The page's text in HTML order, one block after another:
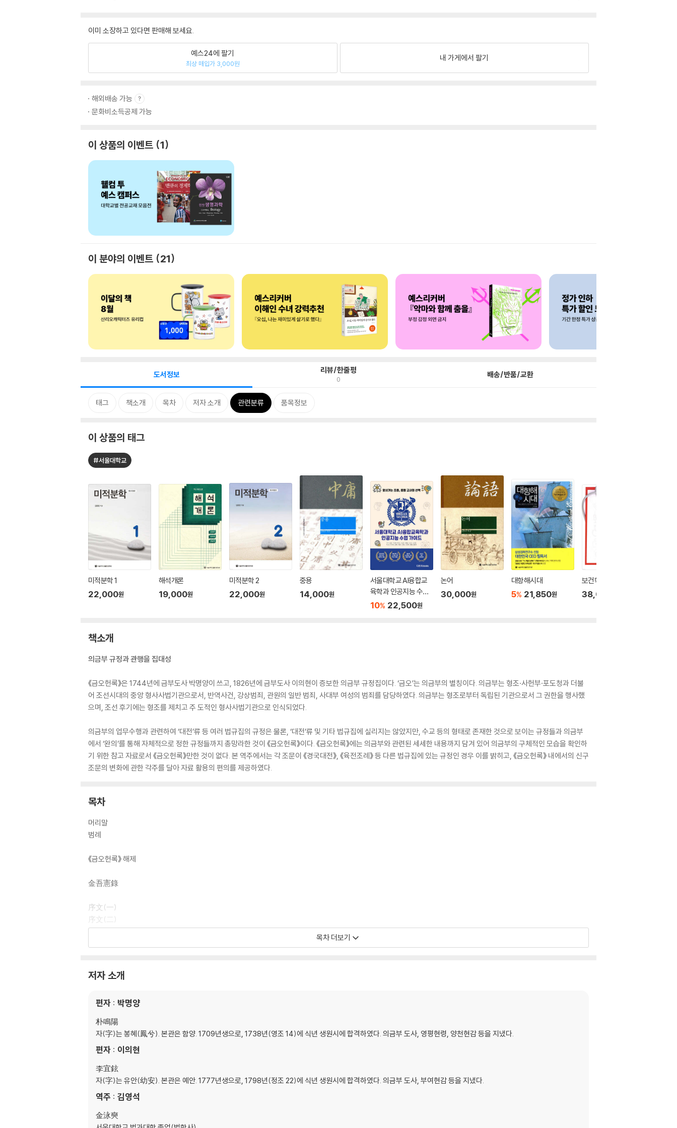
이미 소장하고 있다면 판매해 보세요.
예스24에 팔기
최상 매입가 3,000원
내 가게에서 팔기
해외배송 가능
문화비소득공제 가능
이 상품의 이벤트 1
이 분야의 이벤트 21
도서정보 리뷰/한줄평
0 배송/반품/교환
태그 책소개 목차 저자 소개 관련분류 품목정보
이 상품의 태그
#서울대학교
미적분학 1
22,000원
해석개론
19,000원
미적분학 2
22,000원
중용
14,000원
서울대학교 AI융합교
육학과 인공지능 수업
가이드
10% 22,500원
논어
30,000원
대항해시대
5% 21,850원
보건학개론
38,000
책소개
의금부 규정과 관행을 집대성
《금오헌록》은 1744년에 금부도사 박명양이 쓰고, 1826년에 금부도사 이의현이 증보한 의금부 규정집이다. ‘금오’는 의금부의 별칭이다. 의금부는 형조·사헌부·포도청과 더불
어 조선시대의 중앙 형사사법기관으로서, 반역사건, 강상범죄, 관원의 일반 범죄, 사대부 여성의 범죄를 담당하였다. 의금부는 형조로부터 독립된 기관으로서 그 권한을 행사했
으며, 조선 후기에는 형조를 제치고 주 도적인 형사사법기관으로 인식되었다.
의금부의 업무수행과 관련하여 ‘대전’류 등 여러 법규집의 규정은 물론, ‘대전’류 및 기타 법규집에 실리지는 않았지만, 수교 등의 형태로 존재한 것으로 보이는 규정들과 의금부
에서 ‘완의’를 통해 자체적으로 정한 규정들까지 총망라한 것이 《금오헌록》이다. 《금오헌록》에는 의금부와 관련된 세세한 내용까지 담겨 있어 의금부의 구체적인 모습을 확인하
기 위한 참고 자료로서 《금오헌록》만한 것이 없다. 본 역주에서는 각 조문이 《경국대전》, 《육전조례》 등 다른 법규집에 있는 규정인 경우 이를 밝히고, 《금오헌록》 내에서의 신구
조문의 변화에 관한 각주를 달아 자료 활용의 편의를 제공하였다.
목차
머리말
범례
《금오헌록》 해제
金吾憲錄
序文(一)
序文(二)
金吾記義
一. 設立
三. 押拿
四. 開坐
五. 設鞫
六. ?稟
七. 出使
八. 侍衛
九. 進排
十一. 座次
十二. 入仕
十三. 許參
목차 더보기
저자 소개
편자 : 박명양
朴鳴陽
자(字)는 봉혜(鳳兮). 본관은 함양. 1709년생으로, 1738년(영조 14)에 식년 생원시에 합격하였다. 의금부 도사, 영평현령, 양천현감 등을 지냈다.
편자 : 이의현
李宜鉉
자(字)는 유안(幼安). 본관은 예안. 1777년생으로, 1798년(정조 22)에 식년 생원시에 합격하였다. 의금부 도사, 부여현감 등을 지냈다.
역주 : 김영석
金泳奭